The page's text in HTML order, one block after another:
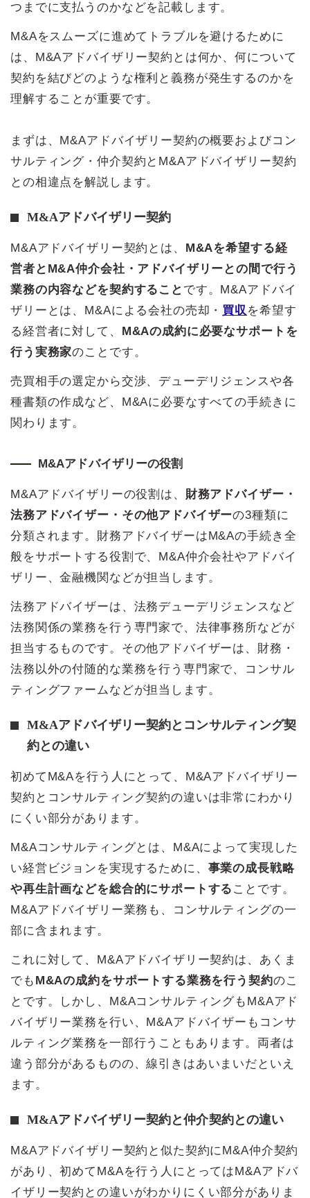
つまでに支払うのかなどを記載します。
M&Aをスムーズに進めてトラブルを避けるために
は、M&Aアドバイザリー契約とは何か、何について
契約を結びどのような権利と義務が発生するのかを
理解することが重要です。
まずは、M&Aアドバイザリー契約の概要およびコン
サルティング・仲介契約とM&Aアドバイザリー契約
との相違点を解説します。
M&Aアドバイザリー契約
M&Aアドバイザリー契約とは、 M&Aを希望する経
営者とM&A仲介会社・アドバイザリーとの間で行う
業務の内容などを契約すること です。M&Aアドバイ
ザリーとは、M&Aによる会社の売却・ 買収 を希望す
る経営者に対して、 M&Aの成約に必要なサポートを
行う実務家のことです。
売買相手の選定から交渉、デューデリジェンスや各
種書類の作成など、M&Aに必要なすべての手続きに
関わります。
M&Aアドバイザリーの役割
M&Aアドバイザリーの役割は、 財務アドバイザー・
法務アドバイザー・その他アドバイザーの3種類に
分類されます。財務アドバイザーはM&Aの手続き全
般をサポートする役割で、M&A仲介会社やアドバイ
ザリー、金融機関などが担当します。
法務アドバイザーは、法務デューデリジェンスなど
法務関係の業務を行う専門家で、法律事務所などが
担当するものです。その他アドバイザーは、財務・
法務以外の付随的な業務を行う専門家で、コンサル
ティングファームなどが担当します。
M&Aアドバイザリー契約とコンサルティング契
約との違い
初めてM&Aを行う人にとって、M&Aアドバイザリー
契約とコンサルティング契約の違いは非常にわかり
にくい部分があります。
M&Aコンサルティングとは、M&Aによって実現した
い経営ビジョンを実現するために、 事業の成長戦略
や再生計画などを総合的にサポートする ことです。
M&Aアドバイザリー業務も、コンサルティングの一
部に含まれます。
これに対して、M&Aアドバイザリー契約は、あくま
でも M&Aの成約をサポートする業務を行う契約のこ
とです。しかし、M&AコンサルティングもM&Aアド
バイザリー業務を行い、M&Aアドバイザーもコンサ
ルティング業務を一部行うこともあります。両者は
違う部分があるものの、線引きはあいまいだといえ
ます。
M&Aアドバイザリー契約と仲介契約との違い
M&Aアドバイザリー契約と似た契約にM&A仲介契約
があり、初めてM&Aを行う人にとってはM&Aアドバ
イザリー契約との違いがわかりにくい部分がありま